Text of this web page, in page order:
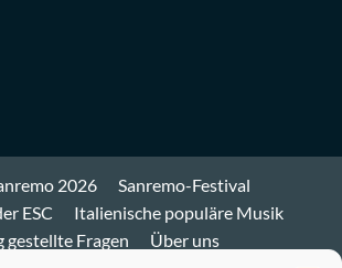
2026
Sanremo-Festival
ESC
Italienische populäre Musik
gestellte Fragen
Über uns